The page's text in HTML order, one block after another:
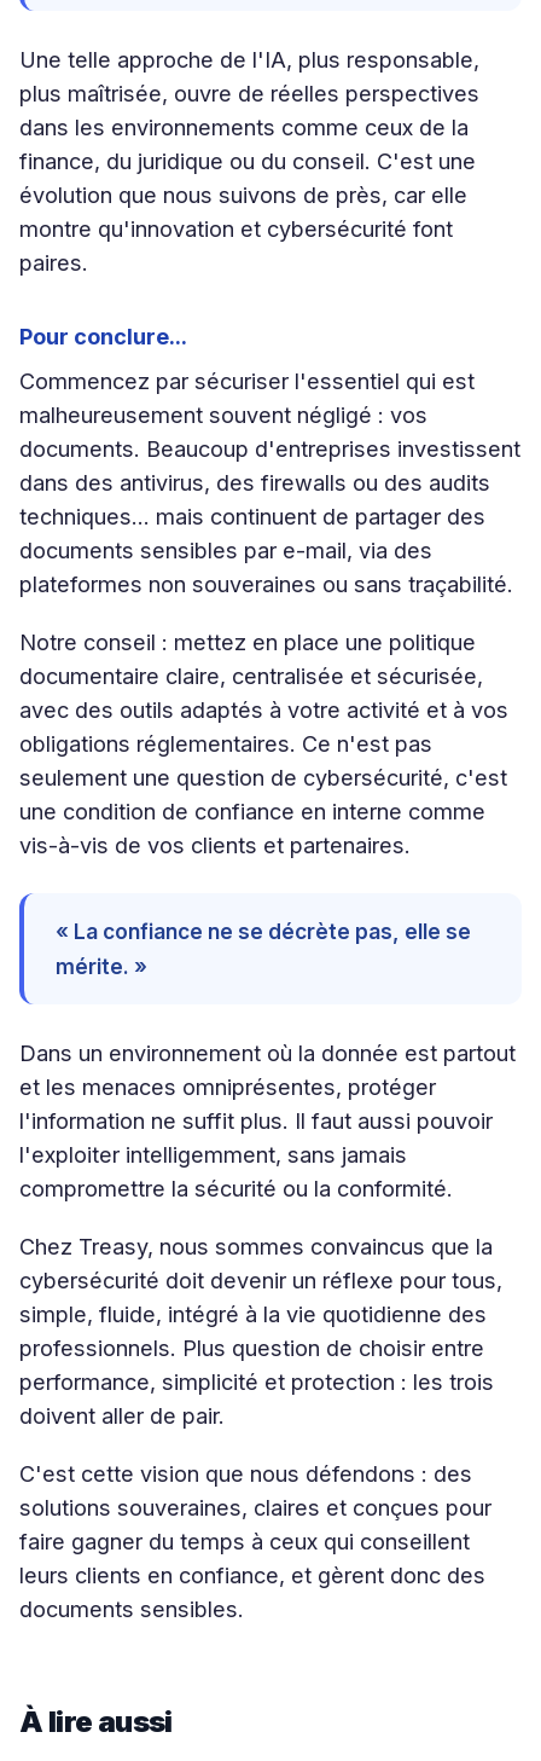
Une telle approche de l'IA, plus responsable,
plus maîtrisée, ouvre de réelles perspectives
dans les environnements comme ceux de la
finance, du juridique ou du conseil. C'est une
évolution que nous suivons de près, car elle
montre qu'innovation et cybersécurité font
paires.
Pour conclure...
Commencez par sécuriser l'essentiel qui est
malheureusement souvent négligé : vos
documents. Beaucoup d'entreprises investissent
dans des antivirus, des firewalls ou des audits
techniques… mais continuent de partager des
documents sensibles par e-mail, via des
plateformes non souveraines ou sans traçabilité.
Notre conseil : mettez en place une politique
documentaire claire, centralisée et sécurisée,
avec des outils adaptés à votre activité et à vos
obligations réglementaires. Ce n'est pas
seulement une question de cybersécurité, c'est
une condition de confiance en interne comme
vis-à-vis de vos clients et partenaires.
« La confiance ne se décrète pas, elle se
mérite. »
Dans un environnement où la donnée est partout
et les menaces omniprésentes, protéger
l'information ne suffit plus. Il faut aussi pouvoir
l'exploiter intelligemment, sans jamais
compromettre la sécurité ou la conformité.
Chez Treasy, nous sommes convaincus que la
cybersécurité doit devenir un réflexe pour tous,
simple, fluide, intégré à la vie quotidienne des
professionnels. Plus question de choisir entre
performance, simplicité et protection : les trois
doivent aller de pair.
C'est cette vision que nous défendons : des
solutions souveraines, claires et conçues pour
faire gagner du temps à ceux qui conseillent
leurs clients en confiance, et gèrent donc des
documents sensibles.
À lire aussi